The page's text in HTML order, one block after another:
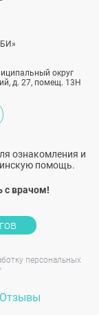
округ
д. 27, помещ. 13Н
ознакомления и
помощь.
с врачом!
персональных
Отзывы